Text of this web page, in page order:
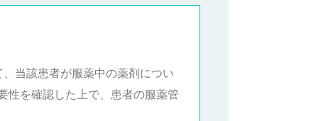
当該患者が服薬中の薬剤につい
性を確認した上で、患者の服薬管